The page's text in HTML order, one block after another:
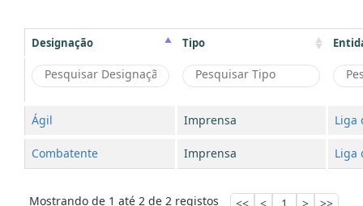
Designação Tipo
Ágil Imprensa Liga
Combatente Imprensa Liga
Mostrando de 1 até 2 de 2 registos